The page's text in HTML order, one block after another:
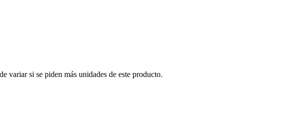
variar si se piden más unidades de este producto.